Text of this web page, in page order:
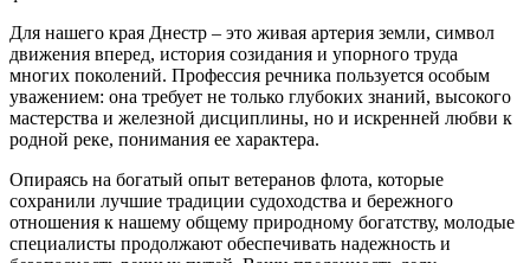
Для нашего края Днестр – это живая артерия земли, символ
движения вперед, история созидания и упорного труда
многих поколений. Профессия речника пользуется особым
уважением: она требует не только глубоких знаний, высокого
мастерства и железной дисциплины, но и искренней любви к
родной реке, понимания ее характера.
Опираясь на богатый опыт ветеранов флота, которые
сохранили лучшие традиции судоходства и бережного
отношения к нашему общему природному богатству, молодые
специалисты продолжают обеспечивать надежность и